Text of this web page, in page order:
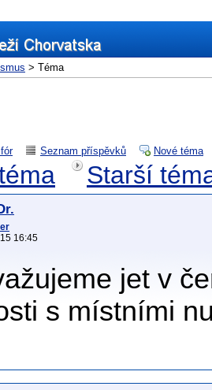
> Téma
Seznam příspěvků Nové téma
Starší
16:45
jet v
s místními